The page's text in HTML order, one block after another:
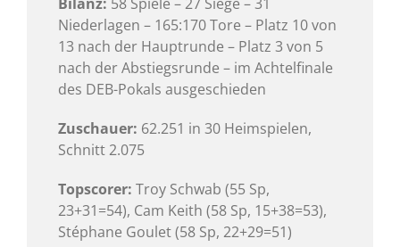
Niederlagen – 165:170 Tore – Platz 10 von
13 nach der Hauptrunde – Platz 3 von 5
nach der Abstiegsrunde – im Achtelfinale
des DEB-Pokals ausgeschieden
Zuschauer: 62.251 in 30 Heimspielen,
Schnitt 2.075
Topscorer: Troy Schwab (55 Sp,
23+31=54), Cam Keith (58 Sp, 15+38=53),
Stéphane Goulet (58 Sp, 22+29=51)